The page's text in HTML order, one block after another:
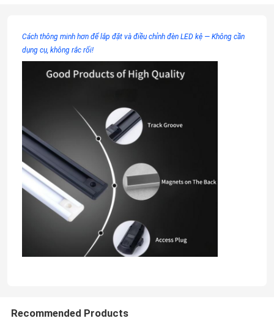
Cách thông minh hơn để lắp đặt và điều chỉnh đèn LED kệ — Không cần
dụng cụ, không rắc rối!
Recommended Products